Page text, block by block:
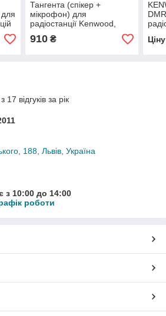
Тангента (спікер +
мікрофон) для
радіостанції Kenwood,
Wouxun, AnT
910₴
відгуків за рік
188, Львів, Україна
з 10:00 до 14:00
роботи